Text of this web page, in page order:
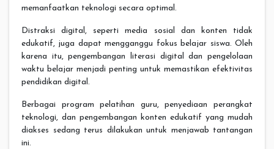
memanfaatkan teknologi secara optimal.
Distraksi digital, seperti media sosial dan konten tidak
edukatif, juga dapat mengganggu fokus belajar siswa. Oleh
karena itu, pengembangan literasi digital dan pengelolaan
waktu belajar menjadi penting untuk memastikan efektivitas
pendidikan digital.
Berbagai program pelatihan guru, penyediaan perangkat
teknologi, dan pengembangan konten edukatif yang mudah
diakses sedang terus dilakukan untuk menjawab tantangan
ini.